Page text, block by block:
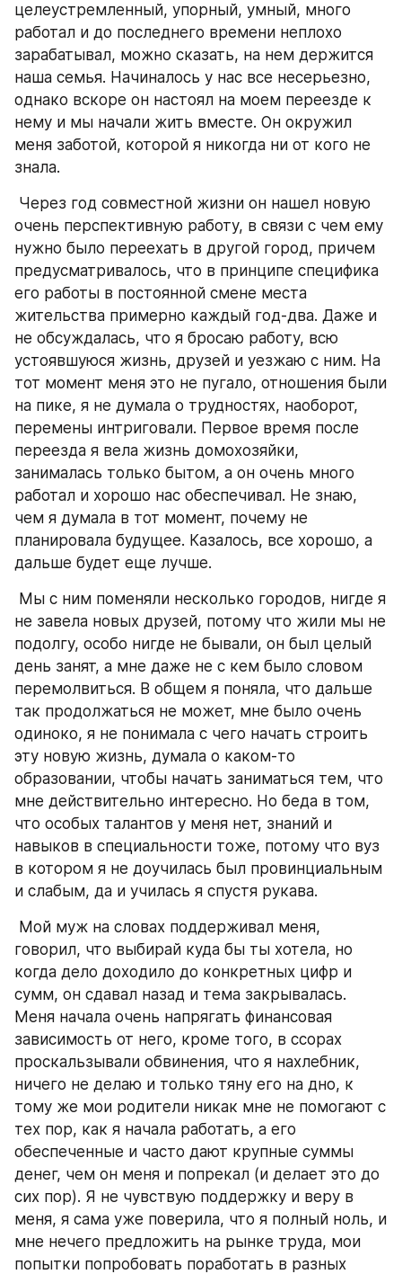
целеустремленный, упорный, умный, много
работал и до последнего времени неплохо
зарабатывал, можно сказать, на нем держится
наша семья. Начиналось у нас все несерьезно,
однако вскоре он настоял на моем переезде к
нему и мы начали жить вместе. Он окружил
меня заботой, которой я никогда ни от кого не
знала.
очень перспективную работу, в связи с чем ему
нужно было переехать в другой город, причем
предусматривалось, что в принципе специфика
его работы в постоянной смене места
жительства примерно каждый год-два. Даже и
не обсуждалась, что я бросаю работу, всю
устоявшуюся жизнь, друзей и уезжаю с ним. На
тот момент меня это не пугало, отношения были
на пике, я не думала о трудностях, наоборот,
перемены интриговали. Первое время после
переезда я вела жизнь домохозяйки,
занималась только бытом, а он очень много
работал и хорошо нас обеспечивал. Не знаю,
чем я думала в тот момент, почему не
планировала будущее. Казалось, все хорошо, а
дальше будет еще лучше.
не завела новых друзей, потому что жили мы не
подолгу, особо нигде не бывали, он был целый
день занят, а мне даже не с кем было словом
перемолвиться. В общем я поняла, что дальше
так продолжаться не может, мне было очень
одиноко, я не понимала с чего начать строить
эту новую жизнь, думала о каком-то
образовании, чтобы начать заниматься тем, что
мне действительно интересно. Но беда в том,
что особых талантов у меня нет, знаний и
навыков в специальности тоже, потому что вуз
в котором я не доучилась был провинциальным
и слабым, да и училась я спустя рукава.
говорил, что выбирай куда бы ты хотела, но
когда дело доходило до конкретных цифр и
сумм, он сдавал назад и тема закрывалась.
Меня начала очень напрягать финансовая
зависимость от него, кроме того, в ссорах
проскальзывали обвинения, что я нахлебник,
ничего не делаю и только тяну его на дно, к
тому же мои родители никак мне не помогают с
тех пор, как я начала работать, а его
обеспеченные и часто дают крупные суммы
денег, чем он меня и попрекал (и делает это до
сих пор). Я не чувствую поддержку и веру в
меня, я сама уже поверила, что я полный ноль, и
мне нечего предложить на рынке труда, мои
попытки попробовать поработать в разных